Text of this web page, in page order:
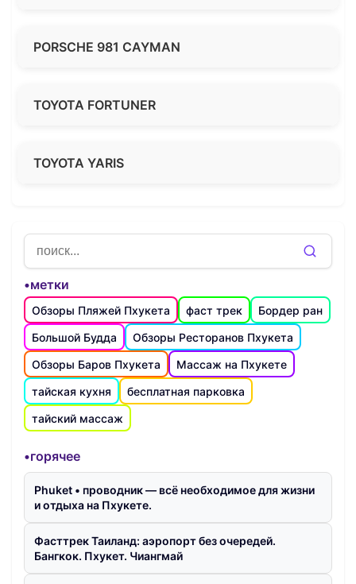
PORSCHE 981 CAYMAN
TOYOTA FORTUNER
TOYOTA YARIS
•метки
Обзоры Пляжей Пхукета фаст трек
Бордер ран
Большой Будда
Обзоры Ресторанов Пхукета
Обзоры Баров Пхукета
Массаж на Пхукете
тайская кухня
бесплатная парковка
тайский массаж
•горячее
Phuket • проводник — всё необходимое для жизни
и отдыха на Пхукете.
Фасттрек Таиланд: аэропорт без очередей.
Бангкок. Пхукет. Чиангмай